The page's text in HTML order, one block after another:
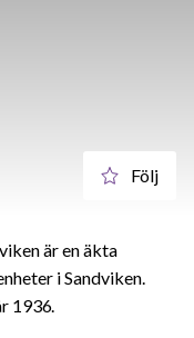
Följ
är en äkta
i Sandviken.
1936